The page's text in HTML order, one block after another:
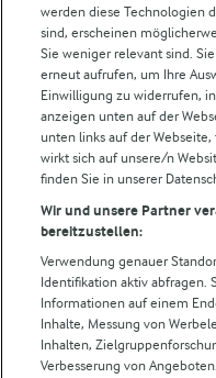
Castello
Lurpak
Arla Pro
Für unsere Landwirt:innen
Folge uns!
werden diese Technologien
sind, erscheinen
Sie weniger relevant sind.
erneut aufrufen, um Ihre
Einwilligung zu widerrufen,
anzeigen unten auf der
unten links auf der
wirkt sich auf unsere/n
finden Sie in unserer
Wir und unsere Partner
bereitzustellen:
Verwendung genauer
Identifikation aktiv abfragen.
Informationen auf einem
Inhalte, Messung von
Inhalten,
Verbesserung von Angeboten.